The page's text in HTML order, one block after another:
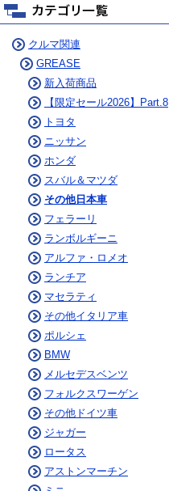
クルマ関連
GREASE
新入荷商品
【限定セール2026】Part.8
トヨタ
ニッサン
ホンダ
スバル＆マツダ
その他日本車
フェラーリ
ランボルギーニ
アルファ・ロメオ
ランチア
マセラティ
その他イタリア車
ポルシェ
BMW
メルセデスベンツ
フォルクスワーゲン
その他ドイツ車
ジャガー
ロータス
アストンマーチン